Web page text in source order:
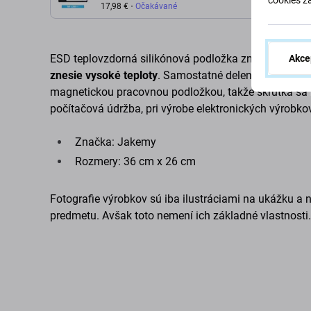
Podložka - 36 x 26cm +
Magnetická Podložka
17,98 € Očakávané
ESD teplovzdorná silikónová podložka značky
znesie vysoké teploty. Samostatné delenie a
magnetickou pracovnou podložkou, takže skrutka
počítačová údržba, pri výrobe elektronických
Značka: Jakemy
Rozmery: 36 cm x 26 cm
Fotografie výrobkov sú iba ilustráciami na ukážku a
predmetu. Avšak toto nemení ich základné vlastnosti.